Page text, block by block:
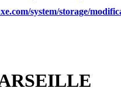
system/storage/